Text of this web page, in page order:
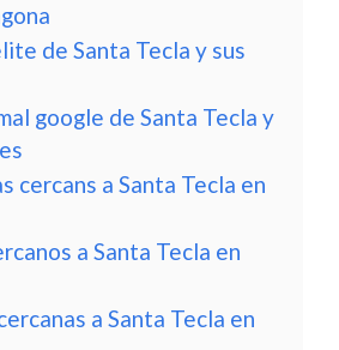
de Santa Tecla y sus
google de Santa Tecla y
cercans a Santa Tecla en
a Santa Tecla en
a Santa Tecla en